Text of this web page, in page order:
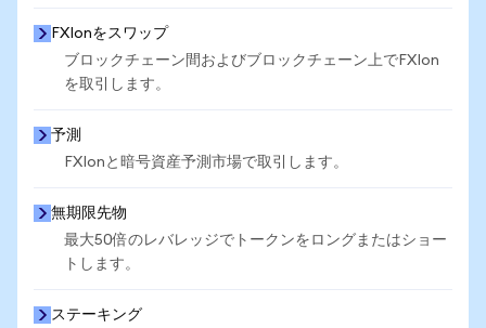
FXIonをスワップ
ブロックチェーン間およびブロックチェーン上でFXIon
を取引します。
予測
FXIonと暗号資産予測市場で取引します。
無期限先物
最大50倍のレバレッジでトークンをロングまたはショー
トします。
ステーキング